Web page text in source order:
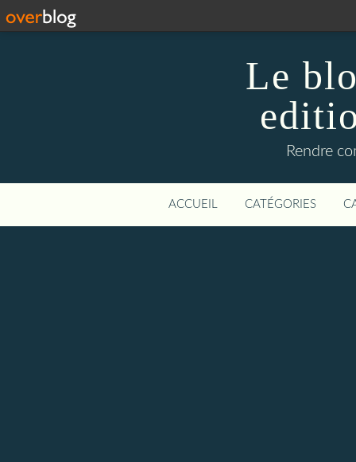
Le
Rendre
ACCUEIL CATÉGORIES